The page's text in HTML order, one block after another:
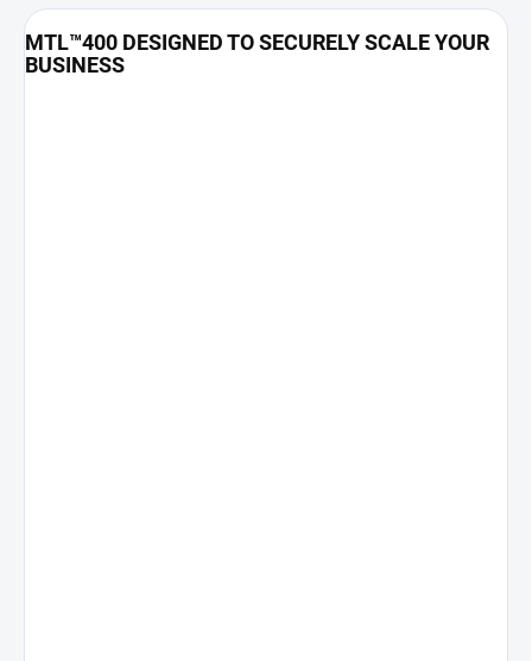
MTL™400 DESIGNED TO SECURELY SCALE YOUR
BUSINESS